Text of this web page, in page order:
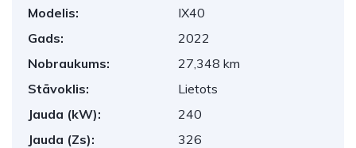
Modelis:
IX40
Gads:
2022
Nobraukums:
27,348 km
Stāvoklis:
Lietots
Jauda (kW):
240
Jauda (Zs):
326